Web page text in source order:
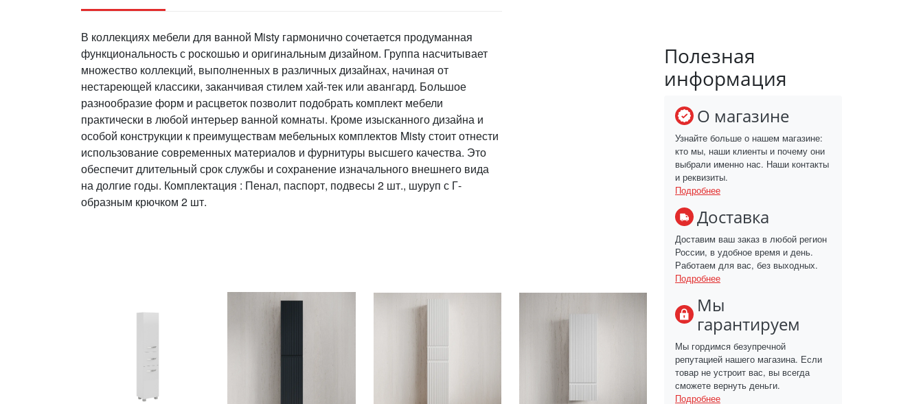
В коллекциях мебели для ванной Misty гармонично сочетается продуманная
функциональность с роскошью и оригинальным дизайном. Группа насчитывает
множество коллекций, выполненных в различных дизайнах, начиная от
нестареющей классики, заканчивая стилем хай-тек или авангард. Большое
разнообразие форм и расцветок позволит подобрать комплект мебели
практически в любой интерьер ванной комнаты. Кроме изысканного дизайна и
особой конструкции к преимуществам мебельных комплектов Misty стоит отнести
использование современных материалов и фурнитуры высшего качества. Это
обеспечит длительный срок службы и сохранение изначального внешнего вида
на долгие годы. Комплектация : Пенал, паспорт, подвесы 2 шт., шуруп с Г-
образным крючком 2 шт.
Полезная
информация
О магазине
Узнайте больше о нашем магазине:
кто мы, наши клиенты и почему они
выбрали именно нас. Наши контакты
и реквизиты.
Подробнее
Доставка
Доставим ваш заказ в любой регион
России, в удобное время и день.
Работаем для вас, без выходных.
Подробнее
Мы
гарантируем
Мы гордимся безупречной
репутацией нашего магазина. Если
товар не устроит вас, вы всегда
сможете вернуть деньги.
Подробнее